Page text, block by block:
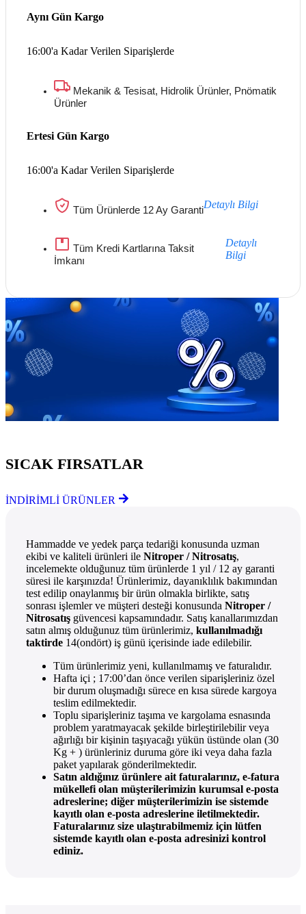
16:00'a Kadar Verilen Siparişlerde
Aynı Gün Kargo
Mekanik & Tesisat, Hidrolik Ürünler, Pnömatik
Ürünler
16:00'a Kadar Verilen Siparişlerde
Ertesi Gün Kargo
Tüm Ürünlerde 12 Ay GarantiDetaylı Bilgi
Tüm Kredi Kartlarına Taksit
İmkanı
Detaylı
Bilgi
SICAK FIRSATLAR
İNDİRİMLİ ÜRÜNLER
Hammadde ve yedek parça tedariği konusunda uzman
ekibi ve kaliteli ürünleri ile Nitroper / Nitrosatış,
incelemekte olduğunuz tüm ürünlerde 1 yıl / 12 ay garanti
süresi ile karşınızda! Ürünlerimiz, dayanıklılık bakımından
test edilip onaylanmış bir ürün olmakla birlikte, satış
sonrası işlemler ve müşteri desteği konusunda Nitroper /
Nitrosatış güvencesi kapsamındadır. Satış kanallarımızdan
satın almış olduğunuz tüm ürünlerimiz, kullanılmadığı
taktirde 14(ondört) iş günü içerisinde iade edilebilir.
Tüm ürünlerimiz yeni, kullanılmamış ve faturalıdır.
Hafta içi ; 17:00’dan önce verilen siparişleriniz özel
bir durum oluşmadığı sürece en kısa sürede kargoya
teslim edilmektedir.
Toplu siparişleriniz taşıma ve kargolama esnasında
problem yaratmayacak şekilde birleştirilebilir veya
ağırlığı bir kişinin taşıyacağı yükün üstünde olan (30
Kg + ) ürünleriniz duruma göre iki veya daha fazla
paket yapılarak gönderilmektedir.
Satın aldığınız ürünlere ait faturalarınız, e-fatura
mükellefi olan müşterilerimizin kurumsal e-posta
adreslerine; diğer müşterilerimizin ise sistemde
kayıtlı olan e-posta adreslerine iletilmektedir.
Faturalarınız size ulaştırabilmemiz için lütfen
sistemde kayıtlı olan e-posta adresinizi kontrol
ediniz.